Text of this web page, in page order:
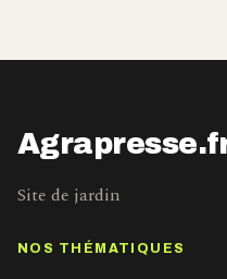
Site de jardin
NOS THÉMATIQUES